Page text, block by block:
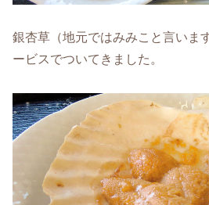
銀杏草（地元ではみみこと言いま
ービスでついてきました。